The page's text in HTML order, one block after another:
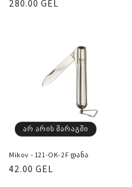
რეგულარული
280.00 GEL
არ არის მარაგში
Mikov - 121-OK-2F დანა
რეგულარული
42.00 GEL